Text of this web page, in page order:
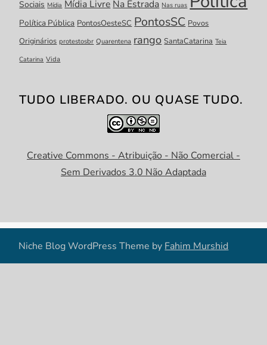
Sociais Mídia Mídia LivreNa Estrada Nas ruas
Política Pública PontosOesteSC PontosSC Povos
Originários protestosbr Quarentena rango SantaCatarina Teia
Catarina Vida
TUDO LIBERADO. OU QUASE TUDO.
Creative Commons - Atribuição - Não Comercial -
Sem Derivados 3.0 Não Adaptada
Niche Blog WordPress Theme byFahim Murshid